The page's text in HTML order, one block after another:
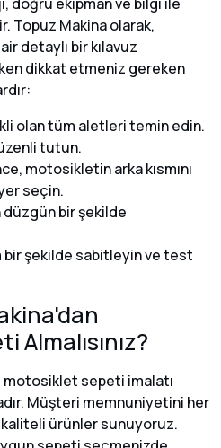
Topuz Makina olarak,
detaylı bir kılavuz
dikkat etmeniz gereken
olan tüm aletleri temin edin.
tutun.
motosikletin arka kısmını
seçin.
düzgün bir şekilde
bir şekilde sabitleyin ve test
motosiklet sepeti imalatı
Müşteri memnuniyetini her
ürünler sunuyoruz.